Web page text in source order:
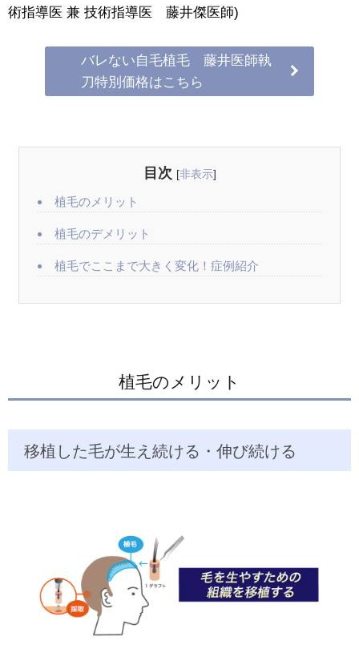
術指導医 兼 技術指導医 藤井傑医師)
バレない自毛植毛 藤井医師執
刀特別価格はこちら
目次 [非表示]
植毛のメリット
植毛のデメリット
植毛でここまで大きく変化！症例紹介
植毛のメリット
移植した毛が生え続ける・伸び続ける